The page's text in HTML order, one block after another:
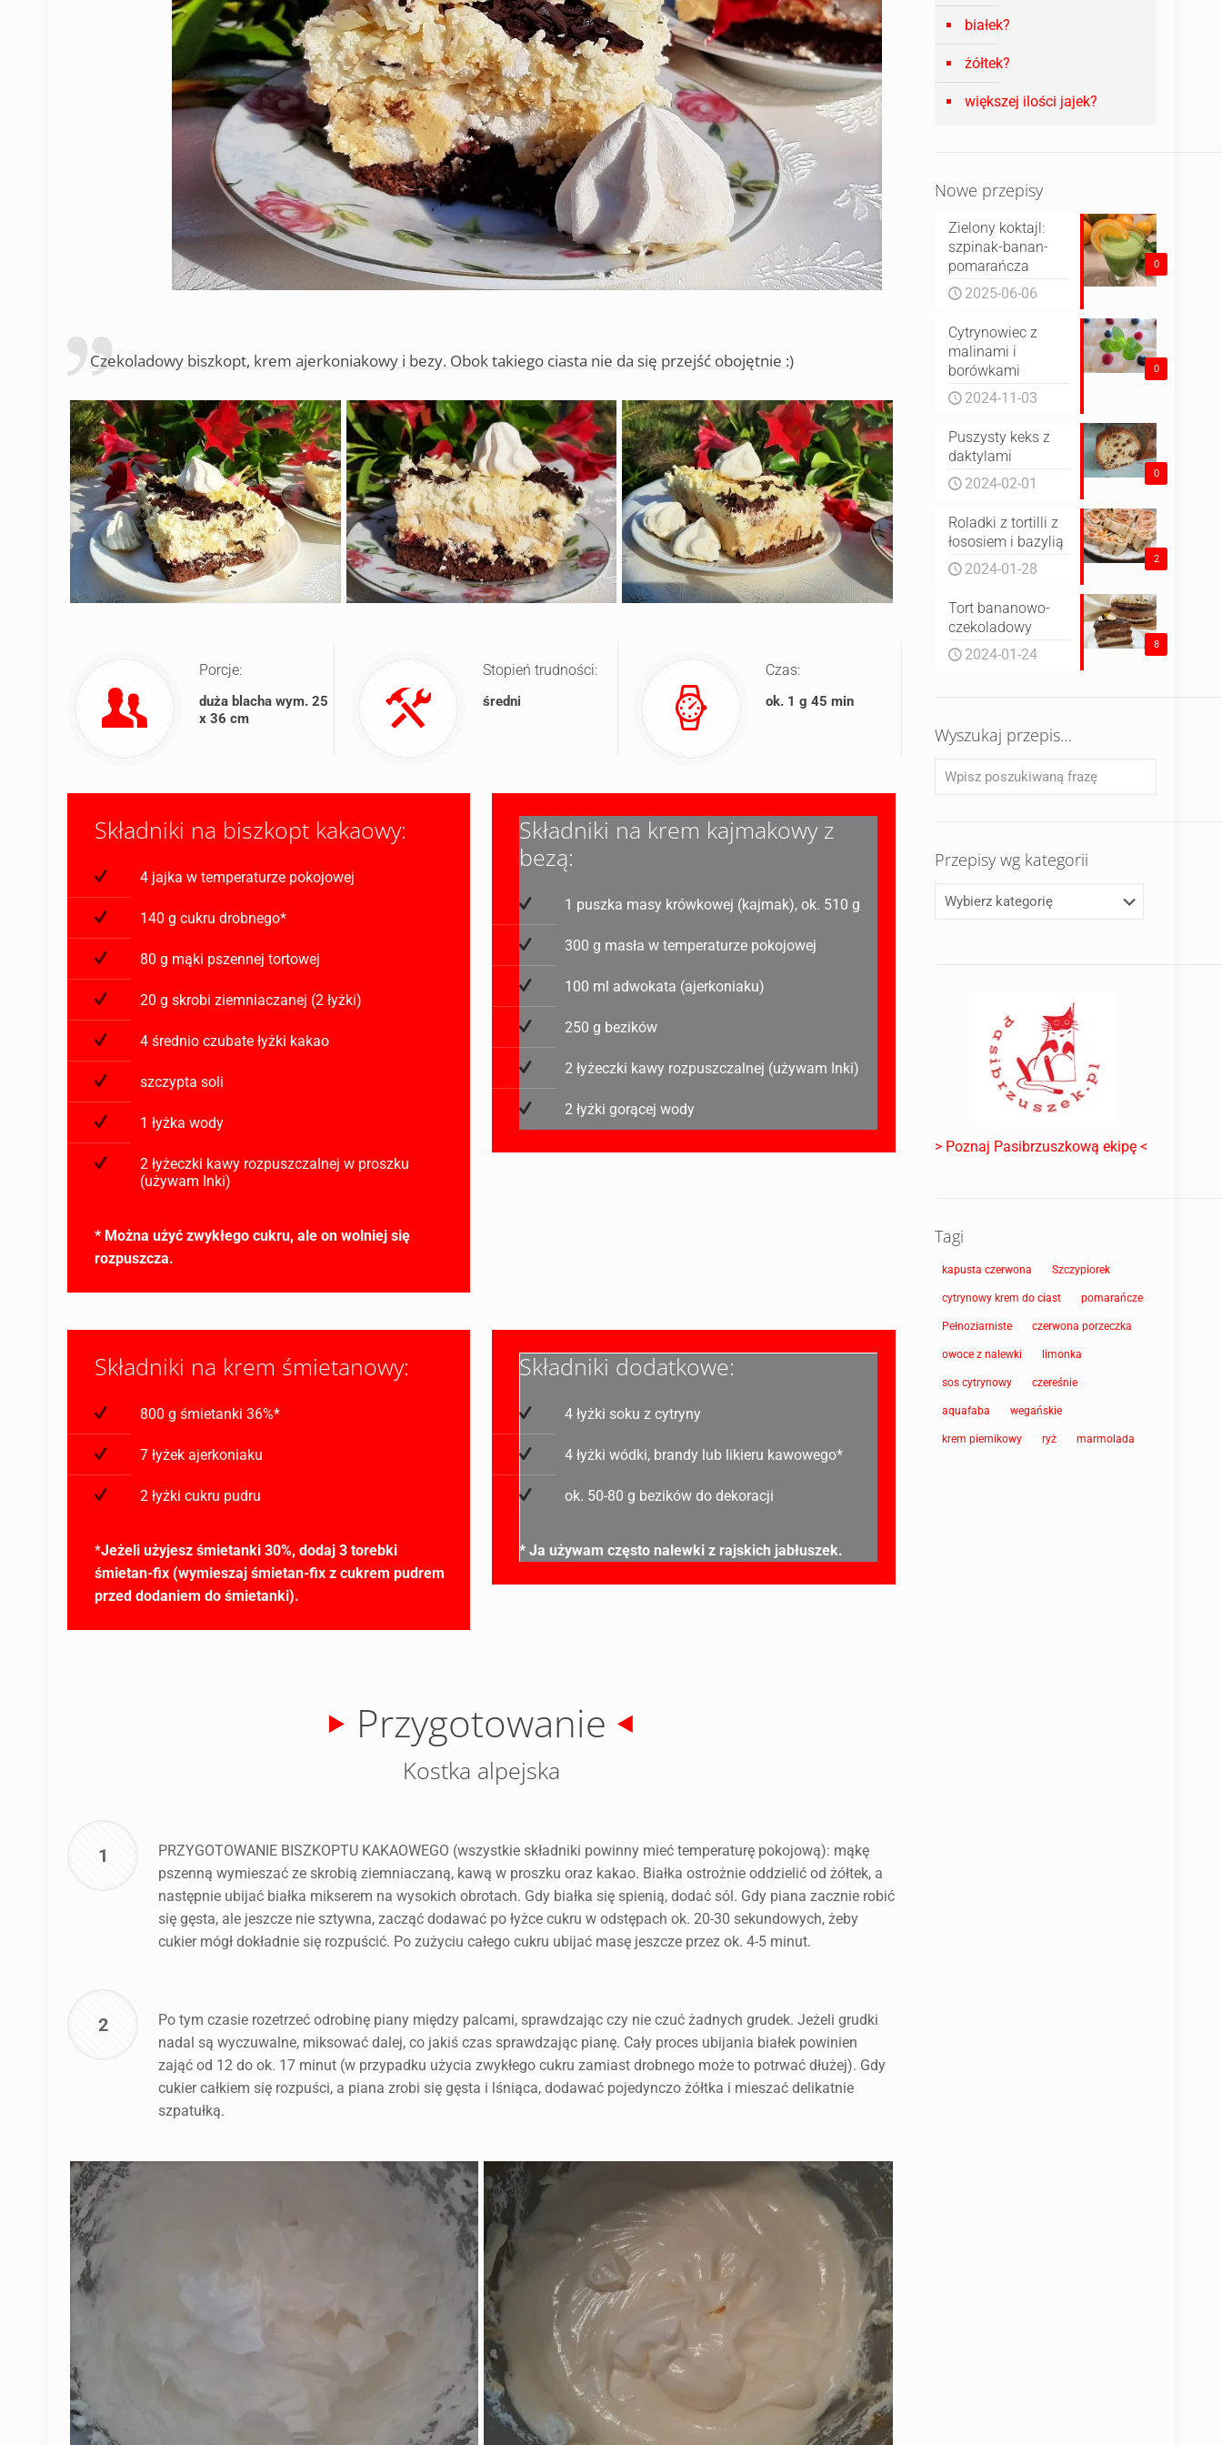
Czekoladowy biszkopt, krem ajerkoniakowy i bezy. Obok takiego ciasta nie da się przejść obojętnie :)
Porcje:
duża blacha wym. 25
x 36 cm
Stopień trudności:
średni
Czas:
ok. 1 g 45 min
Składniki na biszkopt kakaowy:
4 jajka w temperaturze pokojowej
140 g cukru drobnego*
80 g mąki pszennej tortowej
20 g skrobi ziemniaczanej (2 łyżki)
4 średnio czubate łyżki kakao
szczypta soli
1 łyżka wody
2 łyżeczki kawy rozpuszczalnej w proszku
(używam Inki)
* Można użyć zwykłego cukru, ale on wolniej się
rozpuszcza.
Składniki na krem kajmakowy z
bezą:
1 puszka masy krówkowej (kajmak), ok. 510 g
300 g masła w temperaturze pokojowej
100 ml adwokata (ajerkoniaku)
250 g bezików
2 łyżeczki kawy rozpuszczalnej (używam Inki)
2 łyżki gorącej wody
Składniki na krem śmietanowy:
800 g śmietanki 36%*
7 łyżek ajerkoniaku
2 łyżki cukru pudru
*Jeżeli użyjesz śmietanki 30%, dodaj 3 torebki
śmietan-fix (wymieszaj śmietan-fix z cukrem pudrem
przed dodaniem do śmietanki).
Składniki dodatkowe:
4 łyżki soku z cytryny
4 łyżki wódki, brandy lub likieru kawowego*
ok. 50-80 g bezików do dekoracji
* Ja używam często nalewki z rajskich jabłuszek.
Przygotowanie
Kostka alpejska
1
PRZYGOTOWANIE BISZKOPTU KAKAOWEGO (wszystkie składniki powinny mieć temperaturę pokojową): mąkę
pszenną wymieszać ze skrobią ziemniaczaną, kawą w proszku oraz kakao. Białka ostrożnie oddzielić od żółtek, a
następnie ubijać białka mikserem na wysokich obrotach. Gdy białka się spienią, dodać sól. Gdy piana zacznie robić
się gęsta, ale jeszcze nie sztywna, zacząć dodawać po łyżce cukru w odstępach ok. 20-30 sekundowych, żeby
cukier mógł dokładnie się rozpuścić. Po zużyciu całego cukru ubijać masę jeszcze przez ok. 4-5 minut.
2
Po tym czasie rozetrzeć odrobinę piany między palcami, sprawdzając czy nie czuć żadnych grudek. Jeżeli grudki
nadal są wyczuwalne, miksować dalej, co jakiś czas sprawdzając pianę. Cały proces ubijania białek powinien
zająć od 12 do ok. 17 minut (w przypadku użycia zwykłego cukru zamiast drobnego może to potrwać dłużej). Gdy
cukier całkiem się rozpuści, a piana zrobi się gęsta i lśniąca, dodawać pojedynczo żółtka i mieszać delikatnie
szpatułką.
białek?
żółtek?
większej ilości jajek?
Nowe przepisy
0
Zielony koktajl:
szpinak-banan-
pomarańcza
2025-06-06
0
Cytrynowiec z
malinami i
borówkami
2024-11-03
0
Puszysty keks z
daktylami
2024-02-01
2
Roladki z tortilli z
łososiem i bazylią
2024-01-28
8
Tort bananowo-
czekoladowy
2024-01-24
Wyszukaj przepis…
Przepisy wg kategorii
> Poznaj Pasibrzuszkową ekipę <
Tagi
kapusta czerwona Szczypiorek
cytrynowy krem do ciast pomarańcze
Pełnoziarniste czerwona porzeczka
owoce z nalewki limonka
sos cytrynowy czereśnie
aquafaba wegańskie
krem piernikowy ryż marmolada